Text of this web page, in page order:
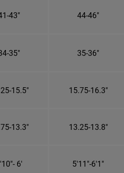
43" 44-46"
35" 35-36"
15.5" 15.75-16.3"
13.3" 13.25-13.8"
6' 5'11"-6'1"